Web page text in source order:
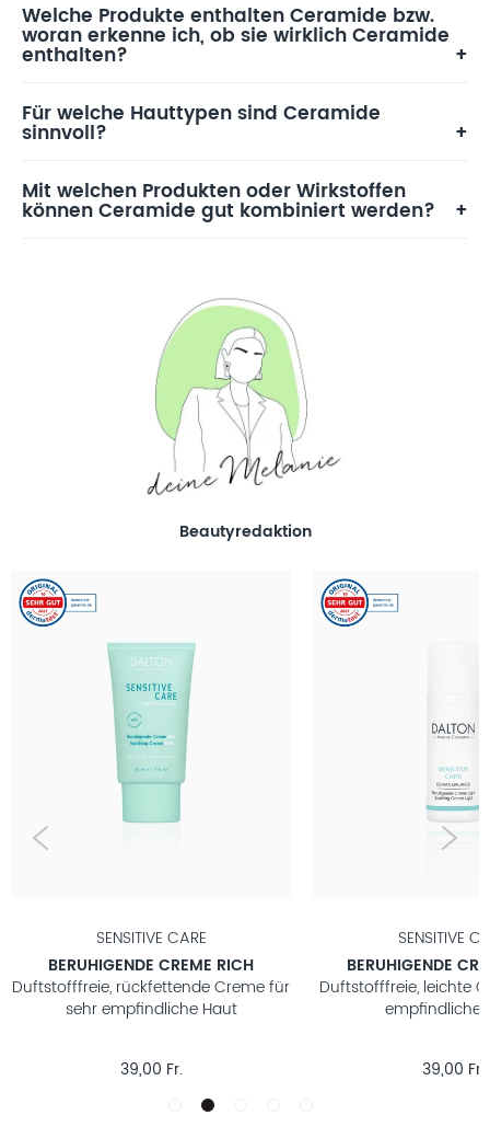
Welche Produkte enthalten Ceramide bzw.
woran erkenne ich, ob sie wirklich Ceramide
enthalten?
Für welche Hauttypen sind Ceramide
sinnvoll?
Mit welchen Produkten oder Wirkstoffen
können Ceramide gut kombiniert werden?
Beautyredaktion
SENSITIVE CARE
BERUHIGENDE CREME RICH
Duftstofffreie, rückfettende Creme für
sehr empfindliche Haut
39,00 Fr.
SENSITIVE
BERUHIGENDE
Duftstofffreie, leichte
empfindliche
39,00 Fr.